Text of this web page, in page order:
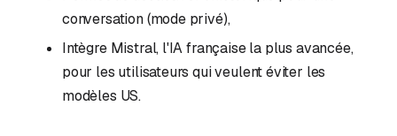
conversation (mode privé),
Intègre Mistral, l'IA française la plus avancée,
pour les utilisateurs qui veulent éviter les
modèles US.